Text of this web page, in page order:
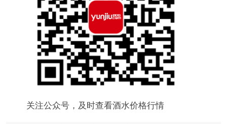
关注公众号，及时查看酒水价格行情